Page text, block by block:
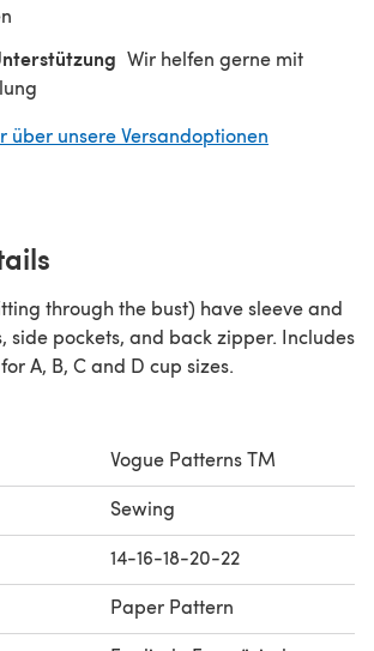
Wir helfen gerne mit
über unsere Versandoptionen
through the bust) have sleeve and
side pockets, and back zipper. Includes
A, B, C and D cup sizes.
Vogue Patterns TM
Sewing
14-16-18-20-22
Paper Pattern